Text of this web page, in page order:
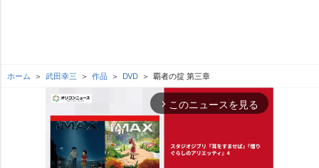
ホーム 武田幸三 作品 DVD 覇者の掟 第三章
arrow_forward_ios このニュースを見る